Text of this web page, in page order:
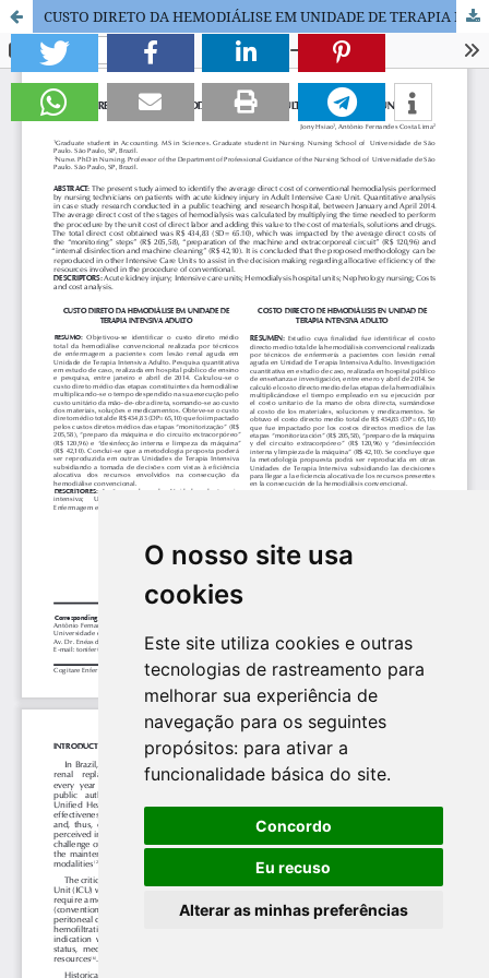
O nosso site usa
cookies
Este site utiliza cookies e outras
tecnologias de rastreamento para
melhorar sua experiência de
navegação para os seguintes
propósitos: para ativar a
funcionalidade básica do site.
Concordo
Eu recuso
Alterar as minhas preferências
CUSTO DIRETO DA HEMODIÁLISE EM UNIDADE DE TERAPIA INTENSIVA ADULTO